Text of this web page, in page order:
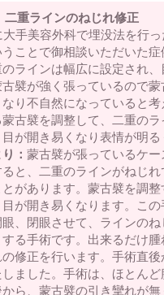
二重ラインのねじれ修正
手美容外科で埋没法を行
うことで御相談いただいた
ラインは幅広に設定され
襞が強く張っているので蒙
り不自然になっていると
古襞を調整して、二重の
が開き易くなり表情が明る
： 蒙古襞が張っているケ
と、二重のラインがねじ
があります。蒙古襞を調
が開き易くなります。こ
、閉眼させて、ラインの
る手術です。出来るだけ
の修正を行います。手術直
ました。手術は、ほとんど
ら、蒙古襞の引き攣れが無